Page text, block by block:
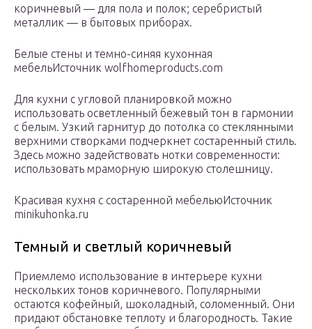
коричневый — для пола и полок; серебристый
металлик — в бытовых приборах.
Белые стены и темно-синяя кухонная
мебельИсточник wolfhomeproducts.com
Для кухни с угловой планировкой можно
использовать осветленный бежевый тон в гармонии
с белым. Узкий гарнитур до потолка со стеклянными
верхними створками подчеркнет состаренный стиль.
Здесь можно задействовать нотки современности:
использовать мраморную широкую столешницу.
Красивая кухня с состаренной мебельюИсточник
minikuhonka.ru
Темный и светлый коричневый
Приемлемо использование в интерьере кухни
нескольких тонов коричневого. Популярными
остаются кофейный, шоколадный, соломенный. Они
придают обстановке теплоту и благородность. Такие